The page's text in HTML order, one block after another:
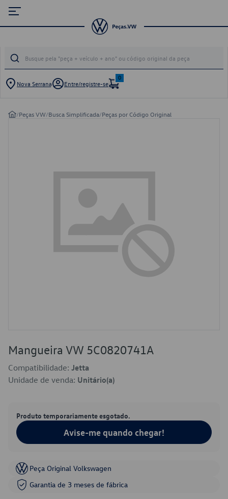
Nova Serrana Entre/registre-se
0
/Peças VW/Busca Simplificada/Peças por Código Original
Mangueira VW 5C0820741A
Compatibilidade: Jetta
Unidade de venda: Unitário(a)
Produto temporariamente esgotado.
Avise-me quando chegar!
Peça Original Volkswagen
Garantia de 3 meses de fábrica